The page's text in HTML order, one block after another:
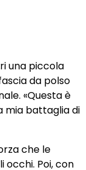
una piccola
da polso
«Questa è
mia battaglia di
che le
occhi. Poi, con